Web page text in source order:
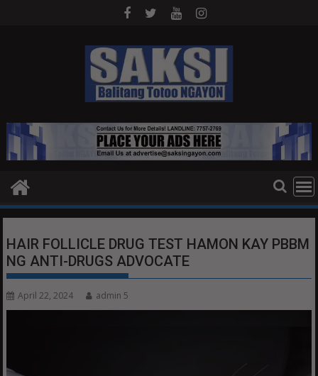
HAIR FOLLICLE DRUG TEST HAMON KAY PBBM
NG ANTI-DRUGS ADVOCATE
April 22, 2024 admin 5